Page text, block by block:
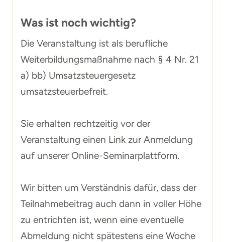
Was ist noch wichtig?
Die Veranstaltung ist als berufliche
Weiterbildungsmaßnahme nach § 4 Nr. 21
a) bb) Umsatzsteuergesetz
umsatzsteuerbefreit.
Sie erhalten rechtzeitig vor der
Veranstaltung einen Link zur Anmeldung
auf unserer Online-Seminarplattform.
Wir bitten um Verständnis dafür, dass der
Teilnahmebeitrag auch dann in voller Höhe
zu entrichten ist, wenn eine eventuelle
Abmeldung nicht spätestens eine Woche